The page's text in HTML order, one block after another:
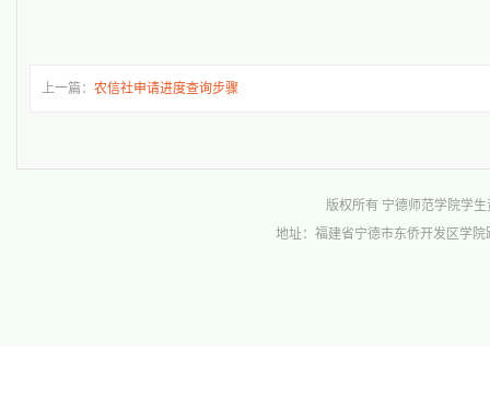
上一篇： 农信社申请进度查询步骤
版权所有 宁德师范学院学生
地址：福建省宁德市东侨开发区学院